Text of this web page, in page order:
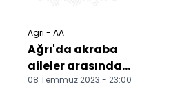
Ağrı - AA
Ağrı'da akraba
aileler arasında
çıkan kavgaya
08 Temmuz 2023 - 23:00